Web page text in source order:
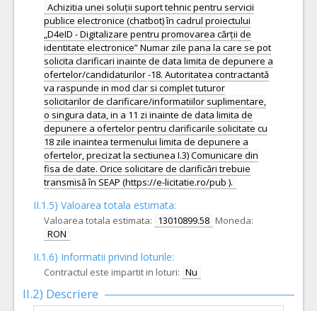
Achizitia unei soluții suport tehnic pentru servicii
publice electronice (chatbot) în cadrul proiectului
„D4eID - Digitalizare pentru promovarea cărții de
identitate electronice” Numar zile pana la care se pot
solicita clarificari inainte de data limita de depunere a
ofertelor/candidaturilor -18. Autoritatea contractantă
va raspunde in mod clar si complet tuturor
solicitarilor de clarificare/informatiilor suplimentare,
o singura data, in a 11 zi inainte de data limita de
depunere a ofertelor pentru clarificarile solicitate cu
18 zile inaintea termenului limita de depunere a
ofertelor, precizat la sectiunea I.3) Comunicare din
fisa de date. Orice solicitare de clarificări trebuie
transmisă în SEAP (https://e-licitatie.ro/pub ).
II.1.5) Valoarea totala estimata:
Valoarea totala estimata: 13010899.58 Moneda:
RON
II.1.6) Informatii privind loturile:
Contractul este impartit in loturi: Nu
II.2) Descriere